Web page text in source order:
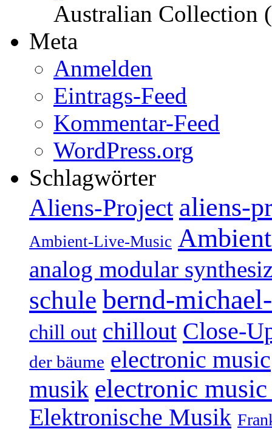
Australian Collection
Meta
Anmelden
Eintrags-Feed
Kommentar-Feed
WordPress.org
Schlagwörter
Aliens-Project aliens-
Ambient-Live-Music
analog modular
schule bernd-
chill out chillout Close-
der bäume electronic music
musik electronic
Elektronische Musik